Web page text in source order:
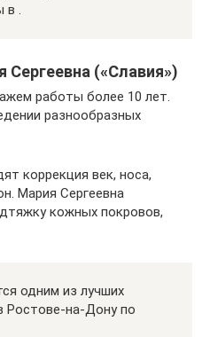
.
(«Славия»)
работы более 10 лет.
разнообразных
коррекция век, носа,
Мария Сергеевна
кожных покровов,
одним из лучших
Ростове-на-Дону по